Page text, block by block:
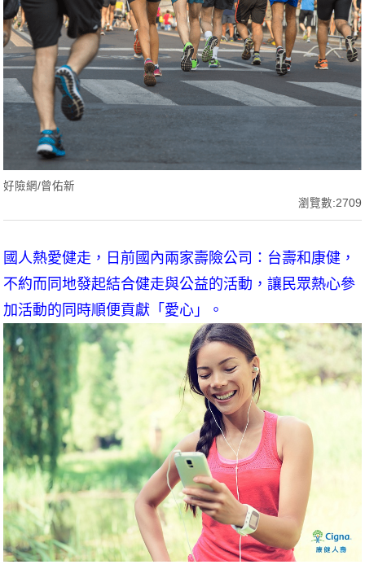
好險網/曾佑新
瀏覽數:2709
國人熱愛健走，日前國內兩家壽險公司：台壽和康健，
不約而同地發起結合健走與公益的活動，讓民眾熱心參
加活動的同時順便貢獻「愛心」。